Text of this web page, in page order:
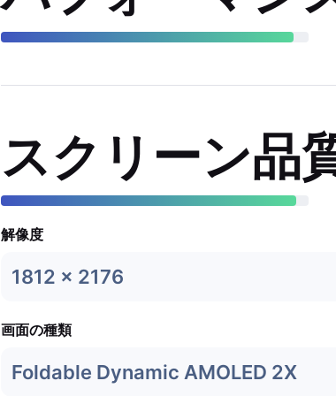
スクリーン品
解像度
1812 x 2176
画面の種類
Foldable Dynamic AMOLED 2X